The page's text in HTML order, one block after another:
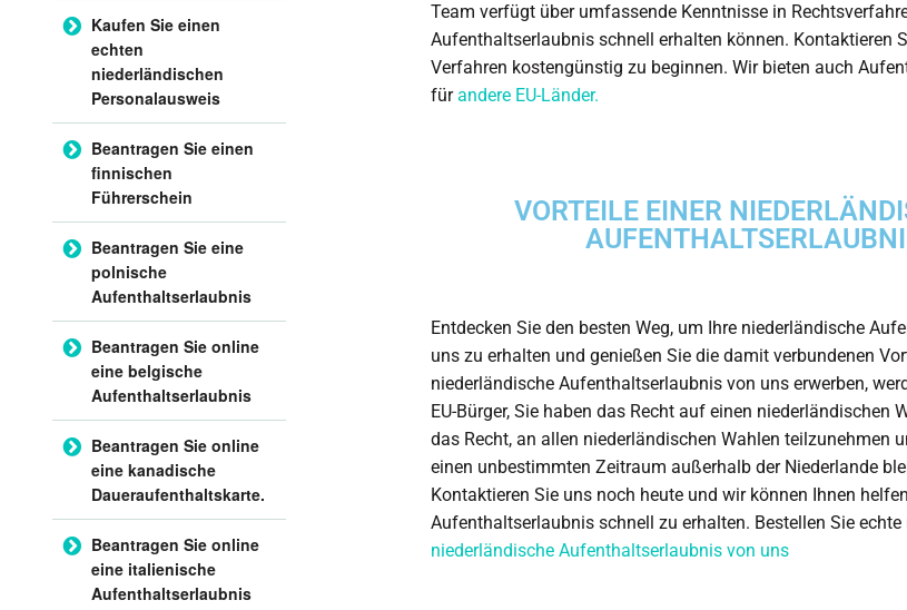
Team verfügt über umfassende Kenntnisse in
Aufenthaltserlaubnis schnell erhalten können. Kontaktieren
Verfahren kostengünstig zu beginnen. Wir bieten auch
fürandere EU-Länder.
VORTEILE EINER
Entdecken Sie den besten Weg, um Ihre niederländische
uns zu erhalten und genießen Sie die damit verbundenen
niederländische Aufenthaltserlaubnis von uns erwerben,
EU-Bürger, Sie haben das Recht auf einen niederländischen
das Recht, an allen niederländischen Wahlen teilzunehmen
einen unbestimmten Zeitraum außerhalb der Niederlande
Kontaktieren Sie uns noch heute und wir können Ihnen
Aufenthaltserlaubnis schnell zu erhalten. Bestellen Sie echte
niederländische Aufenthaltserlaubnis von uns
Kaufen Sie einen
echten
niederländischen
Personalausweis
Beantragen Sie einen
finnischen
Führerschein
Beantragen Sie eine
polnische
Aufenthaltserlaubnis
Beantragen Sie online
eine belgische
Aufenthaltserlaubnis
Beantragen Sie online
eine kanadische
Daueraufenthaltskarte.
Beantragen Sie online
eine italienische
Aufenthaltserlaubnis